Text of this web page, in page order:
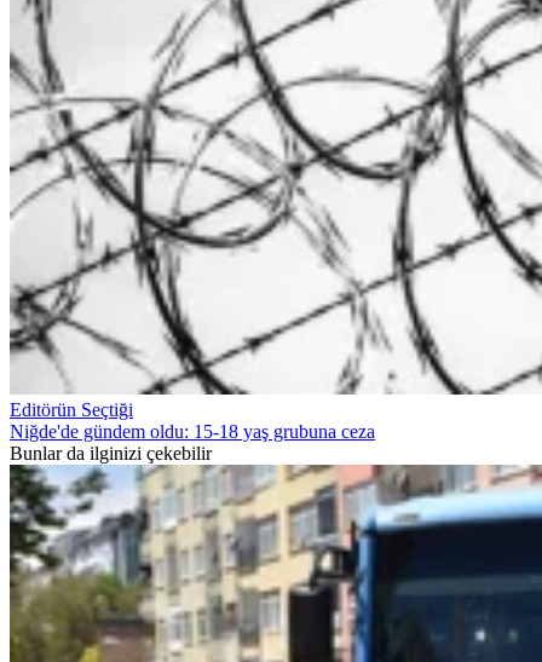
Editörün Seçtiği
Niğde'de gündem oldu: 15-18 yaş grubuna ceza
Bunlar da ilginizi çekebilir